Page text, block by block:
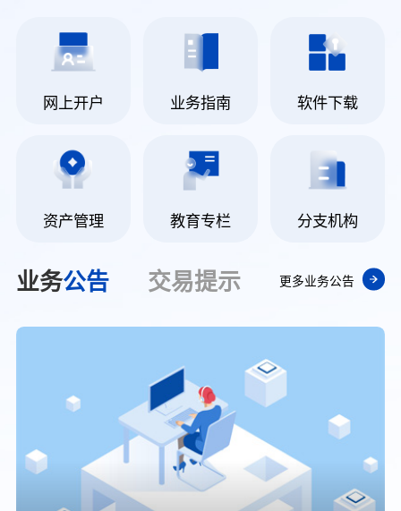
网上开户 业务指南 软件下载
资产管理 教育专栏 分支机构
业务公告 更多业务公告
交易提示